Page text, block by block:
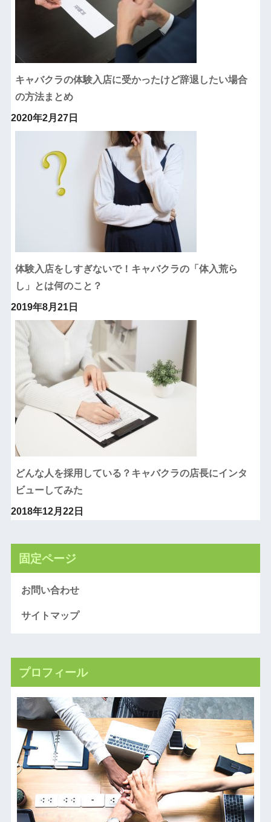
キャバクラの体験入店に受かったけど辞退したい場合
の方法まとめ
2020年2月27日
体験入店をしすぎないで！キャバクラの「体入荒ら
し」とは何のこと？
2019年8月21日
どんな人を採用している？キャバクラの店長にインタ
ビューしてみた
2018年12月22日
固定ページ
お問い合わせ
サイトマップ
プロフィール